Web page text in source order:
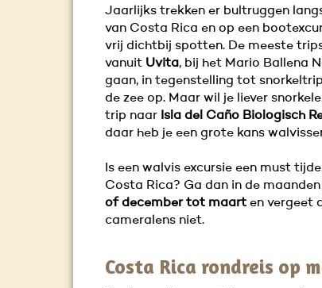
Jaarlijks trekken er bultruggen
van Costa Rica en op een
vrij dichtbij spotten. De meeste
vanuit Uvita, bij het Mario Ballena
gaan, in tegenstelling tot
de zee op. Maar wil je liever
trip naar Isla del Caño Biologisch
daar heb je een grote kans
Is een walvis excursie een must
Costa Rica? Ga dan in de maanden
of december tot maart en vergeet
cameralens niet.
Costa Rica rondreis op